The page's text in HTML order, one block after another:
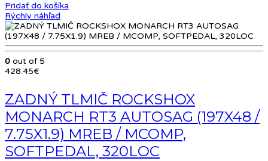
Pridať do košíka
Rýchly náhľad
0 out of 5
428.45€
ZADNÝ TLMIČ ROCKSHOX
MONARCH RT3 AUTOSAG (197X48 /
7.75X1.9) MREB / MCOMP,
SOFTPEDAL, 320LOC